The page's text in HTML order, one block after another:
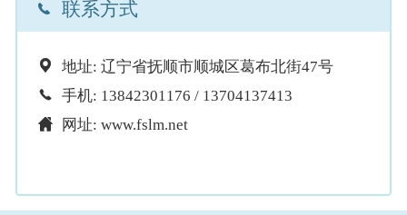
 联系方式
 地址: 辽宁省抚顺市顺城区葛布北街47号
 手机: 13842301176 / 13704137413
 网址: www.fslm.net